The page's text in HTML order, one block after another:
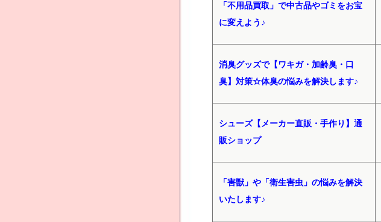
「不用品買取」で中古品やゴミをお宝
に変えよう♪
消臭グッズで【ワキガ・加齢臭・口
臭】対策☆体臭の悩みを解決します♪
シューズ【メーカー直販・手作り】通
販ショップ
「害獣」や「衛生害虫」の悩みを解決
いたします♪